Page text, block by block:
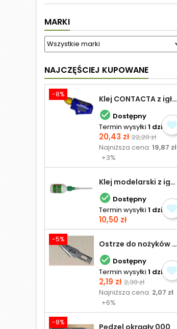
MARKI
NAJCZĘŚCIEJ KUPOWANE
-8% Klej CONTACTA z igłą do plastiku 25,0 g
 Dostępny
Termin wysyłki 1 dzień
Cena
20,43 zł Cena
podstawowa
22,20 zł
Najniższa cena:19,87 zł
+3%
Klej modelarski z igłą 30 ml
 Dostępny
Termin wysyłki 1 dzień
Cena
10,50 zł
-5% Ostrze do nożyków Excel
 Dostępny
Termin wysyłki 1 dzień
Cena
2,19 zł Cena
podstawowa
2,30 zł
Najniższa cena: 2,07 zł
+6%
-8% Pędzel okrągły 000